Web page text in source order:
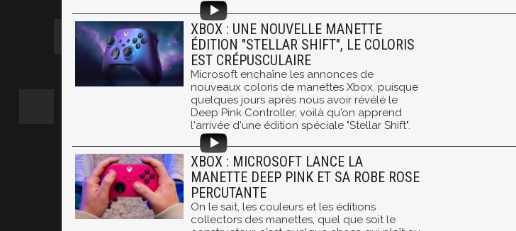
XBOX : UNE NOUVELLE MANETTE
ÉDITION "STELLAR SHIFT", LE COLORIS
EST CRÉPUSCULAIRE
Microsoft enchaîne les annonces de
nouveaux coloris de manettes Xbox, puisque
quelques jours après nous avoir révélé le
Deep Pink Controller, voilà qu'on apprend
l'arrivée d'une édition spéciale "Stellar Shift".
XBOX : MICROSOFT LANCE LA
MANETTE DEEP PINK ET SA ROBE ROSE
PERCUTANTE
On le sait, les couleurs et les éditions
collectors des manettes, quel que soit le